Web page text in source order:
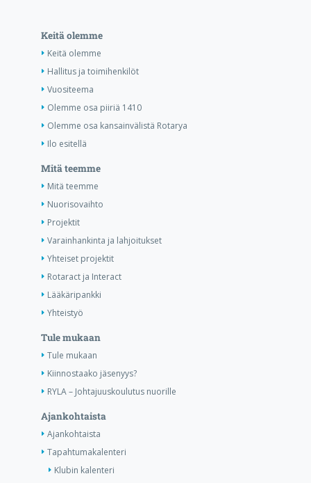
Keitä olemme
Keitä olemme
Hallitus ja toimihenkilöt
Vuositeema
Olemme osa piiriä 1410
Olemme osa kansainvälistä Rotarya
Ilo esitellä
Mitä teemme
Mitä teemme
Nuorisovaihto
Projektit
Varainhankinta ja lahjoitukset
Yhteiset projektit
Rotaract ja Interact
Lääkäripankki
Yhteistyö
Tule mukaan
Tule mukaan
Kiinnostaako jäsenyys?
RYLA – Johtajuuskoulutus nuorille
Ajankohtaista
Ajankohtaista
Tapahtumakalenteri
Klubin kalenteri